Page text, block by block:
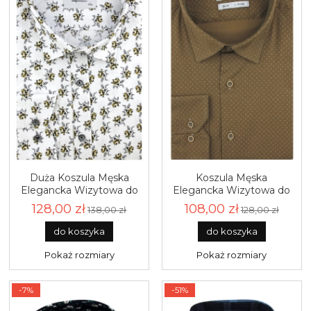
Duża Koszula Męska
Elegancka Wizytowa do
garnituru biała w kwiatki
z długim rękawem Duże
rozmiary Espada Men's
Wear H758
128,00 zł 138,00 zł
do koszyka
Pokaż rozmiary
Koszula Męska
Elegancka Wizytowa do
garnituru musztardowa
we wzorki z długim
rękawem w kroju SLIM
FIT Espada Men's Wear
H475
108,00 zł128,00 zł
do koszyka
Pokaż rozmiary
-7% -51%